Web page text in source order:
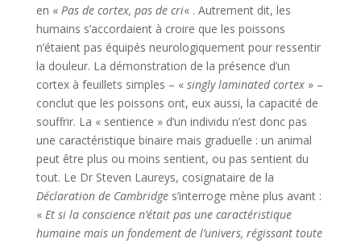
en « Pas de cortex, pas de cri« . Autrement dit, les
humains s’accordaient à croire que les poissons
n’étaient pas équipés neurologiquement pour ressentir
la douleur. La démonstration de la présence d’un
cortex à feuillets simples – « singly laminated cortex» –
conclut que les poissons ont, eux aussi, la capacité de
souffrir. La « sentience » d’un individu n’est donc pas
une caractéristique binaire mais graduelle : un animal
peut être plus ou moins sentient, ou pas sentient du
tout. Le Dr Steven Laureys, cosignataire de la
Déclaration de Cambridges’interroge mène plus avant :
« Et si la conscience n’était pas une caractéristique
humaine mais un fondement de l’univers, régissant toute